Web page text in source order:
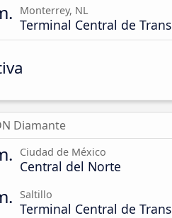
Monterrey, NL
Terminal Central de
Diamante
Ciudad de México
Central del Norte
Saltillo
Terminal Central de